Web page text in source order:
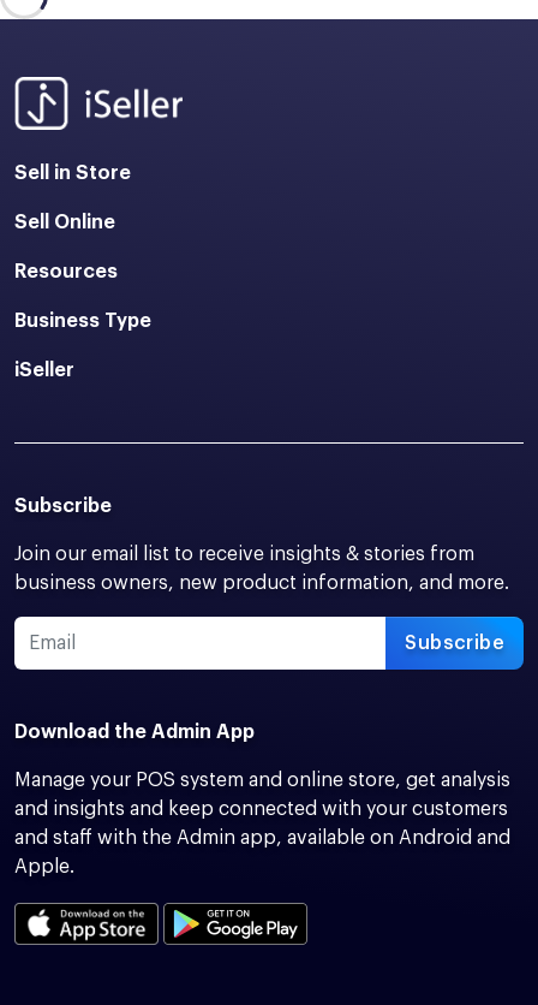
Sell in Store
Sell Online
Resources
Business Type
iSeller
Subscribe
Join our email list to receive insights & stories from
business owners, new product information, and more.
Subscribe
Download the Admin App
Manage your POS system and online store, get analysis
and insights and keep connected with your customers
and staff with the Admin app, available on Android and
Apple.